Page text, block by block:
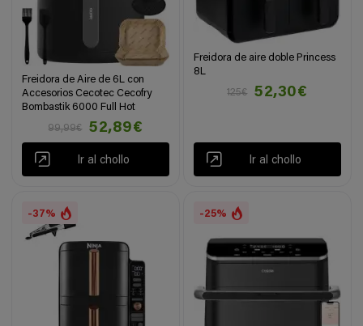
Freidora de Aire de 6L con
Accesorios Cecotec Cecofry
Bombastik 6000 Full Hot
99,99€
52,89€
Ir al chollo
Freidora de aire doble Princess
8L
125€
52,30€
Ir al chollo
-37% -25%